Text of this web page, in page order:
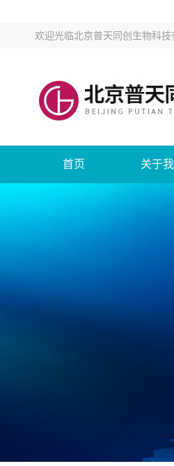
欢迎光临北京普天同创生物科
首页 关于我